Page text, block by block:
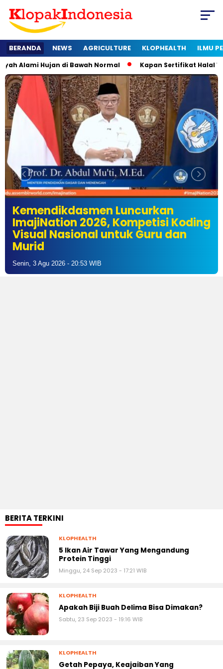
BERANDA NEWS AGRICULTURE KLOPHEALTH ILMU
Hujan di Bawah Normal Kapan Sertifikat Halal Wajib
Kemendikdasmen Luncurkan
ImajiNation 2026, Kompetisi Koding
Visual Nasional untuk Guru dan
Murid
Senin, 3 Agu 2026 - 20:53 WIB
BERITA TERKINI
KLOPHEALTH
5 Ikan Air Tawar Yang Mengandung
Protein Tinggi
Minggu, 24 Sep 2023 - 17:21 WIB
KLOPHEALTH
Apakah Biji Buah Delima Bisa Dimakan?
Sabtu, 23 Sep 2023 - 19:16 WIB
KLOPHEALTH
Getah Pepaya, Keajaiban Yang